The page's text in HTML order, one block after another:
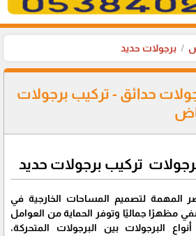
برجولات حديد
حدائق - تركيب برجولات
تركيب برجولات حديد
المهمة لتصميم المساحات الخارجية في
مظهرًا جماليًا وتوفر الحماية من العوامل
البرجولات بين البرجولات المتحركة،